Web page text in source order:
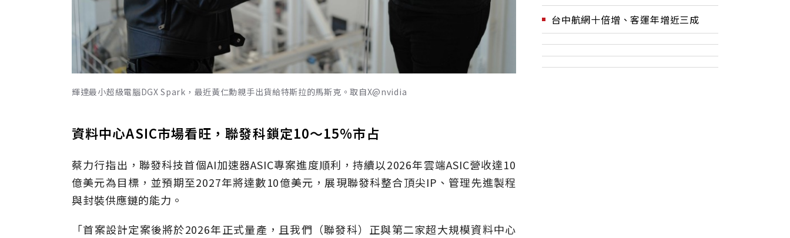
輝達最小超級電腦DGX Spark，最近黃仁勳親手出貨給特斯拉的馬斯克。取自X@nvidia
資料中心ASIC市場看旺，聯發科鎖定10～15%市占
蔡力行指出，聯發科技首個AI加速器ASIC專案進度順利，持續以2026年雲端ASIC營收達10
億美元為目標，並預期至2027年將達數10億美元，展現聯發科整合頂尖IP、管理先進製程
與封裝供應鏈的能力。
「首案設計定案後將於2026年正式量產，且我們（聯發科）正與第二家超大規模資料中心
台中航網十倍增、客運年增近三成